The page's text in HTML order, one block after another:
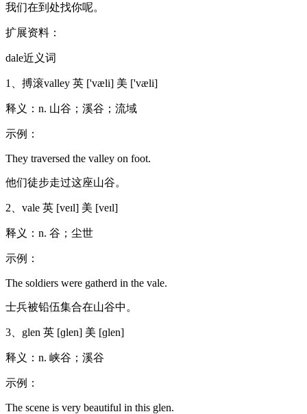
我们在到处找你呢。
扩展资料：
dale近义词
1、搏滚valley 英 ['væli] 美 ['væli]
释义：n. 山谷；溪谷；流域
示例：
They traversed the valley on foot.
他们徒步走过这座山谷。
2、vale 英 [veɪl] 美 [veɪl]
释义：n. 谷；尘世
示例：
The soldiers were gatherd in the vale.
士兵被铅伍集合在山谷中。
3、glen 英 [ɡlen] 美 [ɡlen]
释义：n. 峡谷；溪谷
示例：
The scene is very beautiful in this glen.